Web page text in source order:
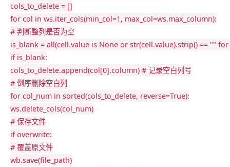
cols_to_delete = []
for col in ws.iter_cols(min_col=1 , max_col=ws.max_column):
# 判断整列是否为空
is_blank = all(cell.value is None or str(cell.value).strip() == "" for
if is_blank:
cols_to_delete.append(col[0].column) # 记录空白列号
# 倒序删除空白列
for col_num in sorted(cols_to_delete, reverse=True):
ws.delete_cols(col_num)
# 保存文件
if overwrite:
# 覆盖原文件
wb.save(file_path)